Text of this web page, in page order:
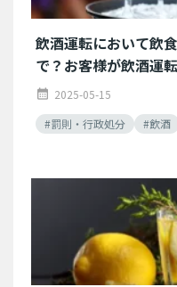
飲酒運転において飲
で？お客様が飲酒運
calendar_month 2025-05-15
#罰則・行政処分
#飲酒